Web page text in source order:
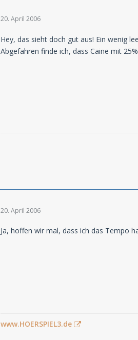
20. April 2006
Hey, das sieht doch gut aus! Ein wenig
Abgefahren finde ich, dass Caine mit
20. April 2006
Ja, hoffen wir mal, dass ich das Tempo
www.HOERSPIEL3.de